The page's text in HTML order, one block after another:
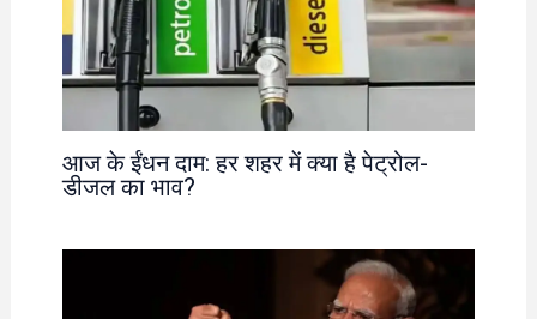
आज के ईंधन दाम: हर शहर में क्या है पेट्रोल-
डीजल का भाव?